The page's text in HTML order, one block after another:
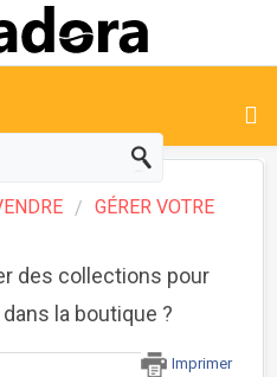
GÉRER VOTRE
des collections pour
la boutique ?
Imprimer